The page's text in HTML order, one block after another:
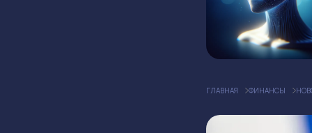
ГЛАВНАЯ ФИНАНСЫ